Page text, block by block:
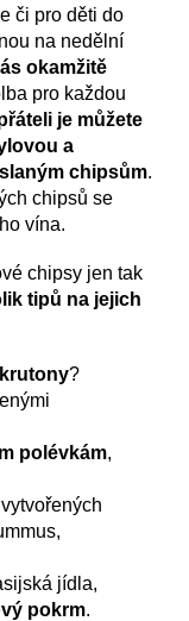
či pro děti do
na nedělní
okamžitě
pro každou
je můžete
a
chipsům.
chipsů se
vína.
chipsy jen tak
tipů na jejich
?
polévkám,
jídla,
pokrm.